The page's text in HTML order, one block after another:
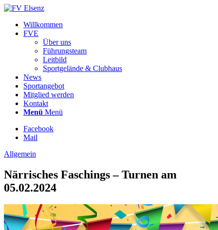
Willkommen
FVE
Über uns
Führungsteam
Leitbild
Sportgelände & Clubhaus
News
Sportangebot
Mitglied werden
Kontakt
Menü Menü
Facebook
Mail
Allgemein
Närrisches Faschings – Turnen am
05.02.2024